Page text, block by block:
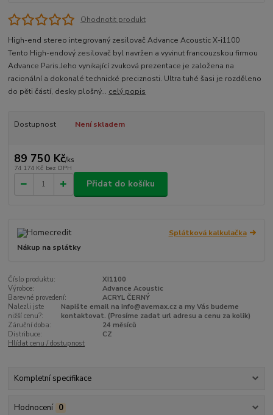
Ohodnotit produkt
High-end stereo integrovaný zesilovač Advance Acoustic X-i1100
Tento High-endový zesilovač byl navržen a vyvinut francouzskou firmou
Advance Paris.Jeho vynikající zvuková prezentace je založena na
racionální a dokonalé technické preciznosti. Ultra tuhé šasi je rozděleno
do pěti částí, desky plošný... celý popis
Dostupnost Není skladem
89 750 Kč/ks
74 174 Kč bez DPH
Přidat do košíku
Splátková kalkulačka
Nákup na splátky
Číslo produktu:
XI1100
Výrobce:
Advance Acoustic
Barevné provedení:
ACRYL ČERNÝ
Nalezli jste
nižší cenu?:
Napište email na info@avemax.cz a my Vás budeme
kontaktovat. (Prosíme zadat url adresu a cenu za kolik)
Záruční doba:
24 měsíců
Distribuce:
CZ
Hlídat cenu / dostupnost
Kompletní specifikace
Hodnocení 0